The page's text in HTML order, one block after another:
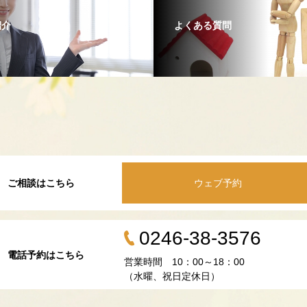
よくある質問
ご相談はこちら ウェブ予約
電話予約はこちら
0246-38-3576
営業時間 10：00～18：00
（水曜、祝日定休日）